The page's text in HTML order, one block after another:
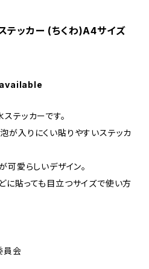
テッカー (ちくわ)A4サイズ
テッカーです。
が入りにくい貼りやすいステッカ
可愛らしいデザイン。
に貼っても目立つサイズで使い方
員会